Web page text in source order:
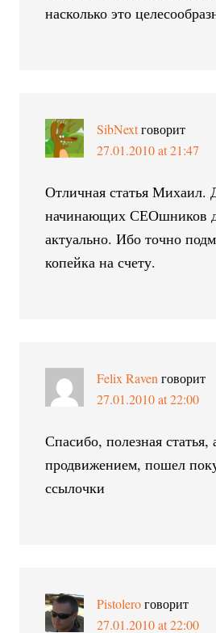
насколько это
SibNextговорит
27.01.2010 at 21:47
Отличная статья Михаил.
начинающих СЕОшников
актуально. Ибо точно
копейка на счету.
Felix Raven говорит
27.01.2010 at 22:00
Спасибо, полезная статья,
продвижением, пошел
ссылочки
Pistolero говорит
27.01.2010 at 22:00